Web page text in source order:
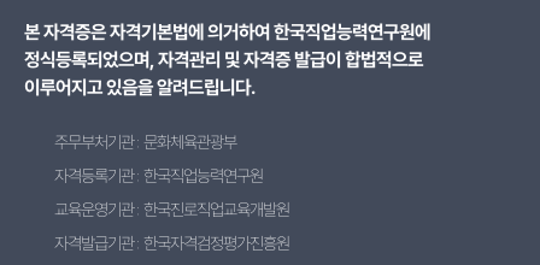
본 자격증은 자격기본법에 의거하여 한국직업능력연구원에
정식등록되었으며, 자격관리 및 자격증 발급이 합법적으로
이루어지고 있음을 알려드립니다.
주무부처기관 : 문화체육관광부
자격등록기관 : 한국직업능력연구원
교육운영기관 : 한국진로직업교육개발원
자격발급기관 : 한국자격검정평가진흥원